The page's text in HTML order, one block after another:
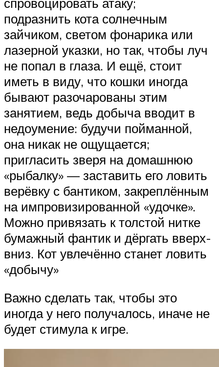
подразнить кота солнечным
зайчиком, светом фонарика или
лазерной указки, но так, чтобы луч
не попал в глаза. И ещё, стоит
иметь в виду, что кошки иногда
бывают разочарованы этим
занятием, ведь добыча вводит в
недоумение: будучи пойманной,
она никак не ощущается;
пригласить зверя на домашнюю
«рыбалку» — заставить его ловить
верёвку с бантиком, закреплённым
на импровизированной «удочке».
Можно привязать к толстой нитке
бумажный фантик и дёргать вверх-
вниз. Кот увлечённо станет ловить
«добычу»
Важно сделать так, чтобы это
иногда у него получалось, иначе не
будет стимула к игре.